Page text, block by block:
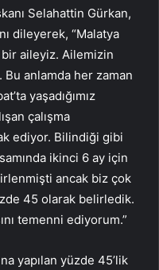
Selahattin Gürkan,
dileyerek, “Malatya
aileyiz. Ailemizin
anlamda her zaman
yaşadığımız
çalışma
ediyor. Bilindiği gibi
ikinci 6 ay için
ancak biz çok
45 olarak belirledik.
temenni ediyorum.”
yapılan yüzde 45’lik